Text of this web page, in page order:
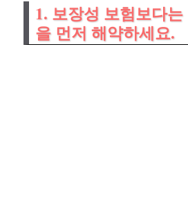
1. 보장성 보험보다
을 먼저 해약하세요.